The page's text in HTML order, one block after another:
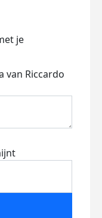
je
van Riccardo